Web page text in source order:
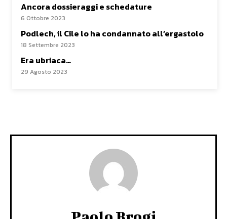
Ancora dossieraggi e schedature
6 Ottobre 2023
Podlech, il Cile lo ha condannato all’ergastolo
18 Settembre 2023
Era ubriaca…
29 Agosto 2023